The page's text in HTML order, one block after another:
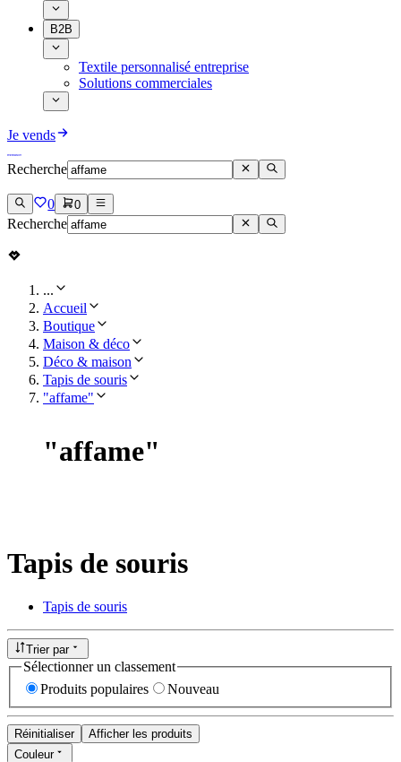
B2B
Textile personnalisé entreprise
Solutions commerciales
Je vends
Recherche
0 0
Recherche
...
Accueil
Boutique
Maison & déco
Déco & maison
Tapis de souris
"affame"
"affame"
Tapis de souris
Tapis de souris
Trier par
Sélectionner un classement
Produits populaires
Nouveau
Réinitialiser
Afficher les produits
Couleur